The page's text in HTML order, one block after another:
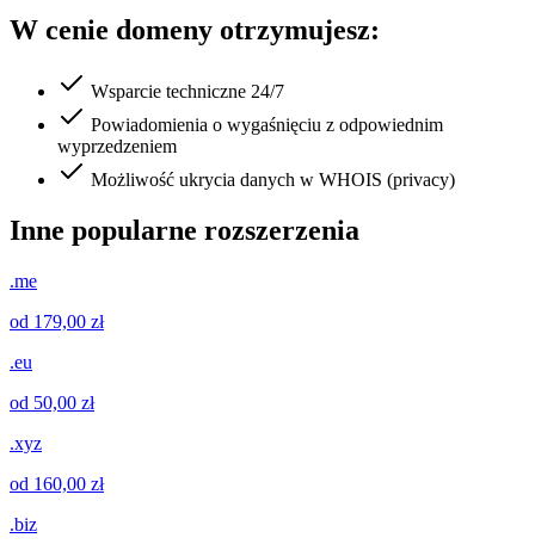
W cenie domeny otrzymujesz:
Wsparcie techniczne 24/7
Powiadomienia o wygaśnięciu z odpowiednim
wyprzedzeniem
Możliwość ukrycia danych w WHOIS (privacy)
Inne popularne rozszerzenia
.me
od 179,00 zł
.eu
od 50,00 zł
.xyz
od 160,00 zł
.biz